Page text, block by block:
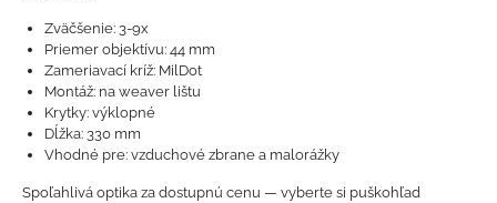
Zväčšenie: 3-9x
Priemer objektívu: 44 mm
Zameriavací kríž: MilDot
Montáž: na weaver lištu
Krytky: výklopné
Dĺžka: 330 mm
Vhodné pre: vzduchové zbrane a malorážky
Spoľahlivá optika za dostupnú cenu — vyberte si puškohľad